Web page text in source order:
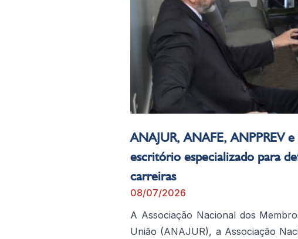
ANAJUR, ANAFE, ANPPREV
escritório especializado para
carreiras
08/07/2026
A Associação Nacional dos
União (ANAJUR), a Associação